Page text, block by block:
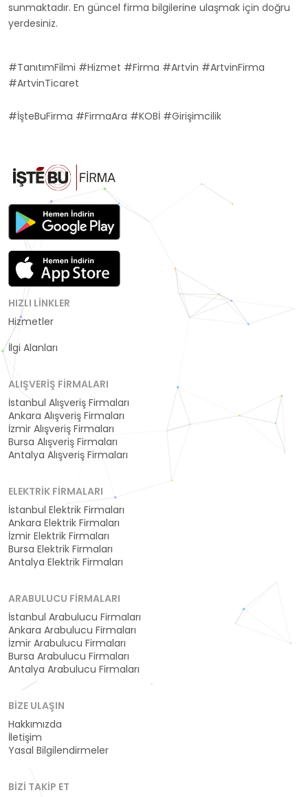
sunmaktadır. En güncel firma bilgilerine ulaşmak için doğru
yerdesiniz.
#TanıtımFilmi #Hizmet #Firma #Artvin #ArtvinFirma
#ArtvinTicaret
#İşteBuFirma #FirmaAra #KOBİ #Girişimcilik
HIZLI LINKLER
Hizmetler
Kategoriler
İlgi Alanları
ALIŞVERIŞ FIRMALARI
İstanbul Alışveriş Firmaları
Ankara Alışveriş Firmaları
İzmir Alışveriş Firmaları
Bursa Alışveriş Firmaları
Antalya Alışveriş Firmaları
ELEKTRIK FIRMALARI
İstanbul Elektrik Firmaları
Ankara Elektrik Firmaları
İzmir Elektrik Firmaları
Bursa Elektrik Firmaları
Antalya Elektrik Firmaları
ARABULUCU FIRMALARI
İstanbul Arabulucu Firmaları
Ankara Arabulucu Firmaları
İzmir Arabulucu Firmaları
Bursa Arabulucu Firmaları
Antalya Arabulucu Firmaları
BIZE ULAŞIN
Hakkımızda
İletişim
Yasal Bilgilendirmeler
BIZI TAKIP ET